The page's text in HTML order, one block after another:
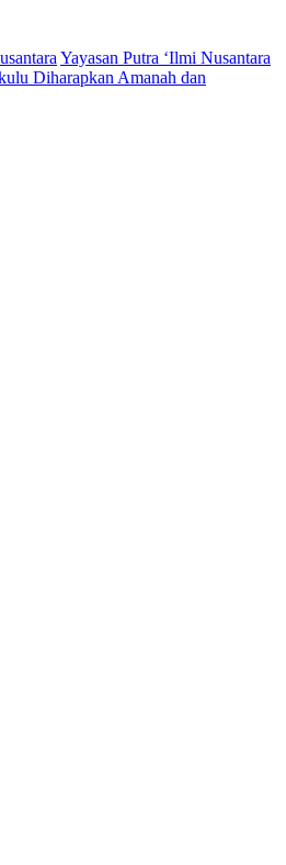
Yayasan Putra ‘Ilmi Nusantara
Diharapkan Amanah dan